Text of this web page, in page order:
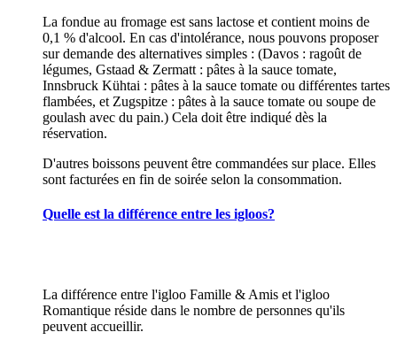
La fondue au fromage est sans lactose et contient moins de
0,1 % d'alcool. En cas d'intolérance, nous pouvons proposer
sur demande des alternatives simples : (Davos : ragoût de
légumes, Gstaad & Zermatt : pâtes à la sauce tomate,
Innsbruck Kühtai : pâtes à la sauce tomate ou différentes tartes
flambées, et Zugspitze : pâtes à la sauce tomate ou soupe de
goulash avec du pain.) Cela doit être indiqué dès la
réservation.
D'autres boissons peuvent être commandées sur place. Elles
sont facturées en fin de soirée selon la consommation.
Quelle est la différence entre les igloos?
La différence entre l'igloo Famille & Amis et l'igloo
Romantique réside dans le nombre de personnes qu'ils
peuvent accueillir.